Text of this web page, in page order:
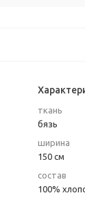
ткань
бязь
ширина
150 см
состав
100%